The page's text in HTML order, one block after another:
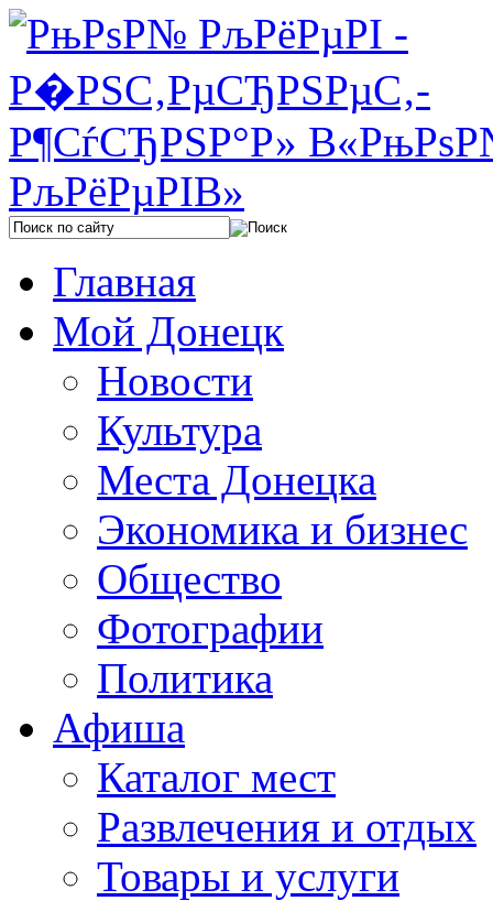
Главная
Мой Донецк
Новости
Культура
Места Донецка
Экономика и бизнес
Общество
Фотографии
Политика
Афиша
Каталог мест
Развлечения и отдых
Товары и услуги